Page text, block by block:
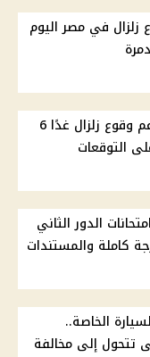
زلزال في مصر اليوم
البحوث الفلكية تحسم مزاعم وقوع زلزال غدًا 6
التوقعات
الدور الثاني
كاملة والمستندات
الخاصة..
تتحول إلى مخالفة